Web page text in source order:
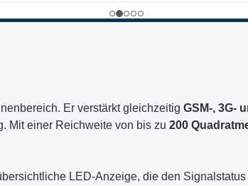
Er verstärkt gleichzeitig GSM-, 3G-
Mit einer Reichweite von bis zu 200
LED-Anzeige, die den